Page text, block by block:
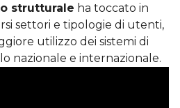
strutturale ha toccato in
settori e tipologie di utenti,
utilizzo dei sistemi di
nazionale e internazionale.